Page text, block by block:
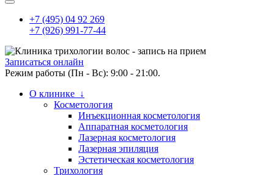
+7 (495) 04 92 269
+7 (926) 991-77-44
Записаться онлайн
Режим работы (Пн - Вс): 9:00 - 21:00.
О клинике ↓
Косметология
Инъекционная косметология
Аппаратная косметология
Лазерная косметология
Лазерная эпиляция
Эстетическая косметология
Трихология